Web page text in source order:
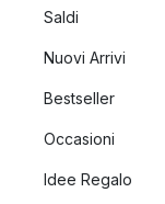
Saldi
Nuovi Arrivi
Bestseller
Occasioni
Idee Regalo